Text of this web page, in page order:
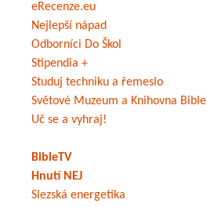
eRecenze.eu
Nejlepší nápad
Odborníci Do Škol
Stipendia +
Studuj techniku a řemeslo
Světové Muzeum a Knihovna Bible
Uč se a vyhraj!
BibleTV
Hnutí NEJ
Slezská energetika